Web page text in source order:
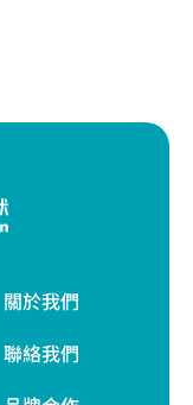
關於我們
聯絡我們